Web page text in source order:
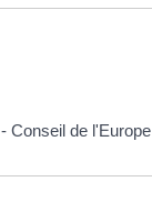
Conseil de l'Europe